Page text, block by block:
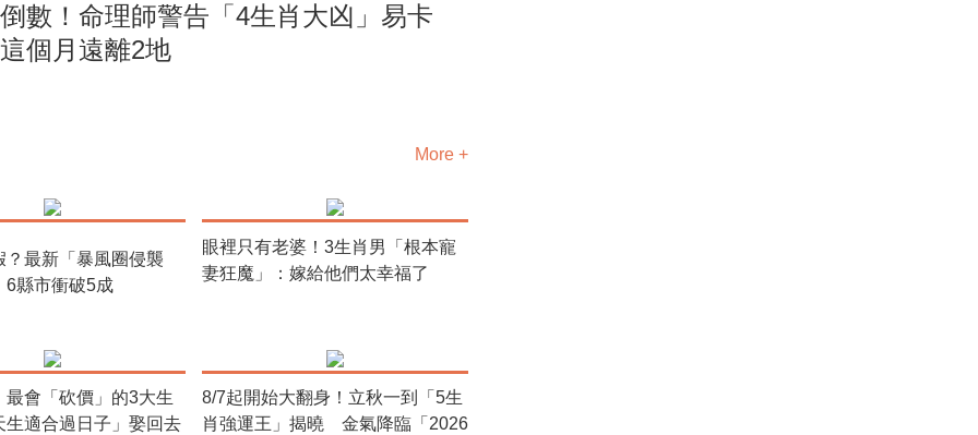
數！命理師警告「4生肖大凶」易卡
個月遠離2地
More +
？最新「暴風圈侵襲
縣市衝破5成
眼裡只有老婆！3生肖男「根本寵
妻狂魔」：嫁給他們太幸福了
最會「砍價」的3大生
適合過日子」娶回去
8/7起開始大翻身！立秋一到「5生
肖強運王」揭曉 金氣降臨「2026